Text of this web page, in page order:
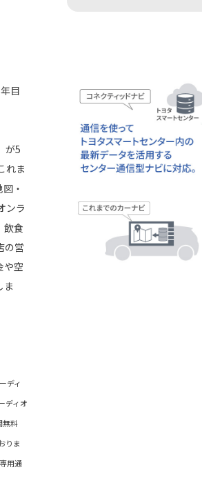
目
が5
れま
・
ンラ
飲食
の営
や空
ま
ディ
ディオ
無料
りま
用通